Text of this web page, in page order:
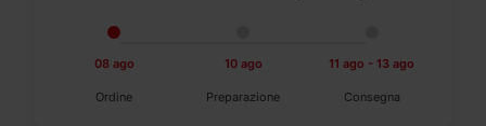
08 ago
Ordine
10 ago
Preparazione
11 ago - 13 ago
Consegna